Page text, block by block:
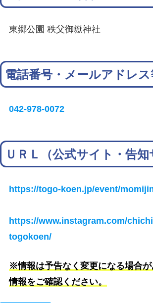
東郷公園 秩父御嶽神社
電話番号・メールアドレス
042-978-0072
ＵＲＬ（公式サイト・告知
https://togo-koen.jp/event/
https://www.instagram.com/
togokoen/
※情報は予告なく変更になる場合
情報をご確認ください。